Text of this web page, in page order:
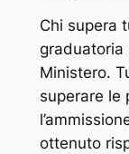
Chi supera
graduatoria
Ministero.
superare le
ottenuto